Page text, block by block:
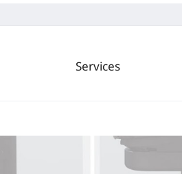
Services